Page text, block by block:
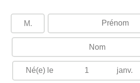
Né(e) le